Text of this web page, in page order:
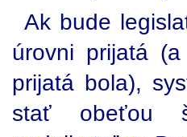
Ak bude
úrovni prijatá
prijatá bola),
stať obeťou